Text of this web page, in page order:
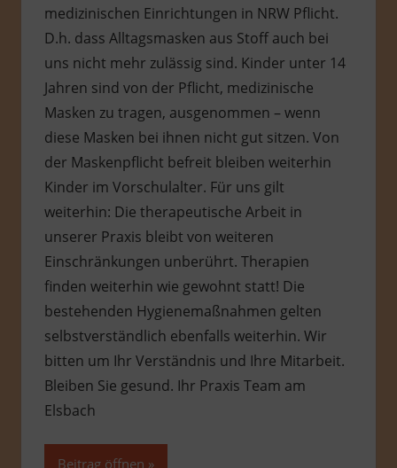
medizinischen Einrichtungen in NRW Pflicht.
D.h. dass Alltagsmasken aus Stoff auch bei
uns nicht mehr zulässig sind. Kinder unter 14
Jahren sind von der Pflicht, medizinische
Masken zu tragen, ausgenommen – wenn
diese Masken bei ihnen nicht gut sitzen. Von
der Maskenpflicht befreit bleiben weiterhin
Kinder im Vorschulalter. Für uns gilt
weiterhin: Die therapeutische Arbeit in
unserer Praxis bleibt von weiteren
Einschränkungen unberührt. Therapien
finden weiterhin wie gewohnt statt! Die
bestehenden Hygienemaßnahmen gelten
selbstverständlich ebenfalls weiterhin. Wir
bitten um Ihr Verständnis und Ihre Mitarbeit.
Bleiben Sie gesund. Ihr Praxis Team am
Elsbach
Beitrag öffnen